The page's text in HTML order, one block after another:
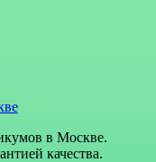
в Москве.
качества.